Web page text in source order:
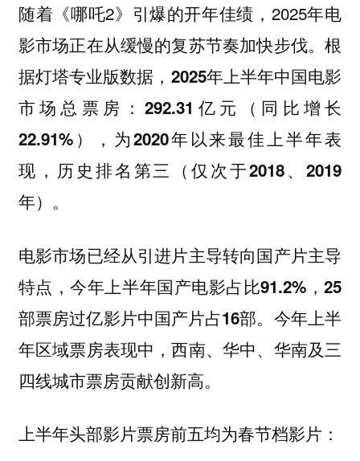
随着《哪吒2》引爆的开年佳绩，2025年电
影市场正在从缓慢的复苏节奏加快步伐。根
据灯塔专业版数据， 2025年上半年中国电影
市场总票房：292.31亿元（同比增长
22.91%），为2020年以来最佳上半年表
现，历史排名第三（仅次于2018、2019
年）‌。
电影市场已经从引进片主导转向国产片主导
特点，今年上半年国产电影占比91.2%，25
部票房过亿影片中国产片占16部。‌‌今年上半
年区域票房表现中，西南、华中、华南及三
四线城市票房贡献创新高‌。
上半年头部影片‌票房前五均为春节档影片：